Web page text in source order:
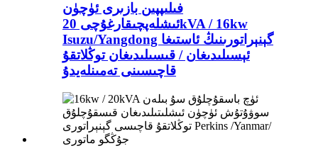
فىلىپپىن بازىرى ئۈچۈن
ئىشلەپچىقارغۇچى 20kVA / 16kw
Isuzu/Yangdong گېنېراتورىنىڭ ئاستىغا
ئېسىلىدىغان / قىسىلىدىغان توڭلاتقۇ
قاچىسىنى تەمىنلەيدۇ